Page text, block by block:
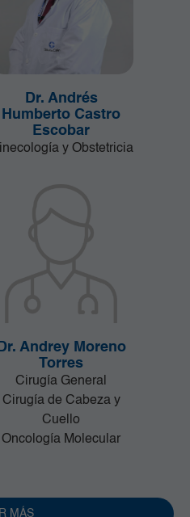
Dr. Andrés
Humberto Castro
Escobar
y Obstetricia
Dr. Andrey Moreno
Torres
Cirugía General
Cirugía de Cabeza y
Cuello
Oncología Molecular
MÁS